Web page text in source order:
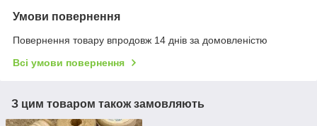
Умови повернення
Повернення товару впродовж 14 днів за домовленістю
Всі умови повернення
З цим товаром також замовляють